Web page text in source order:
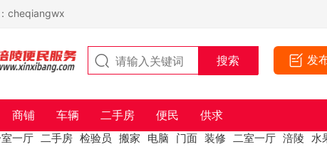
cheqiangwx
发
商铺 车辆 二手房 便民 供求
一厅 二手房 检验员 搬家 电脑 门面 装修 二室一厅 涪陵 水